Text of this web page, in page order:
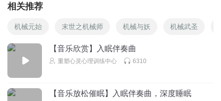
相关推荐
机械元始 末世之机械师 机械与妖 机械武圣
【音乐欣赏】入眠伴奏曲
重塑心灵心理训练中心 6310
【音乐放松催眠】入眠伴奏曲，深度睡眠